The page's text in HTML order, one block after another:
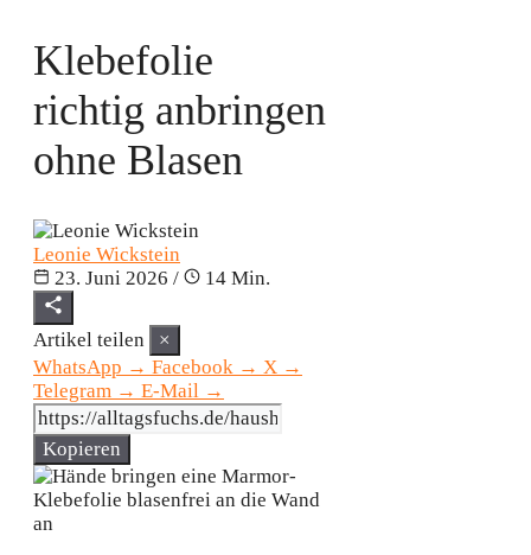
Klebefolie
richtig anbringen
ohne Blasen
Leonie Wickstein
23. Juni 2026 / 14 Min.
Artikel teilen
×
WhatsApp → Facebook → X →
Telegram → E-Mail →
Kopieren